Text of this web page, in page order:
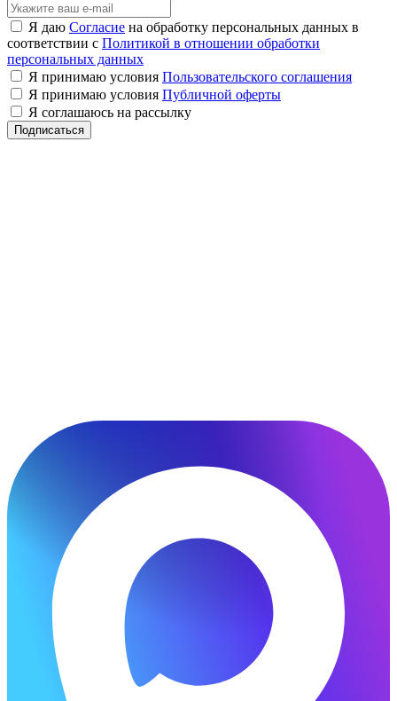
Я даю Согласие на обработку персональных данных в
соответствии с Политикой в отношении обработки
персональных данных
Я принимаю условия Пользовательского соглашения
Я принимаю условия Публичной оферты
Я соглашаюсь на рассылку
Подписаться